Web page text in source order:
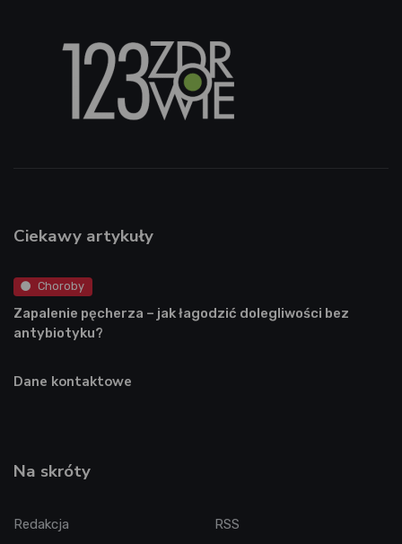
Ciekawy artykuły
Choroby
Zapalenie pęcherza – jak łagodzić dolegliwości bez
antybiotyku?
Dane kontaktowe
Na skróty
Redakcja RSS